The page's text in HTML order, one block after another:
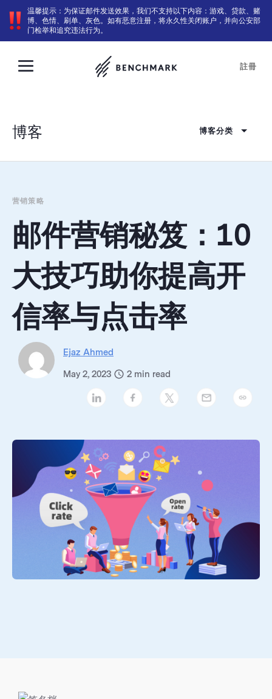
温馨提示：为保证邮件发送效果，我们不支持以下内容：游戏、贷款、赌
博、色情、刷单、灰色。如有恶意注册，将永久性关闭账户，并向公安部
门检举和追究违法行为。
註冊
博客 博客分类
营销策略
邮件营销秘笈：10
大技巧助你提高开
信率与点击率
Ejaz Ahmed
May 2, 2023 2 min read